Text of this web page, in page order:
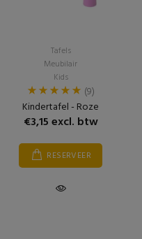
Tafels
Meubilair
Kids
(9)
Kindertafel - Roze
€3,15 excl. btw
RESERVEER